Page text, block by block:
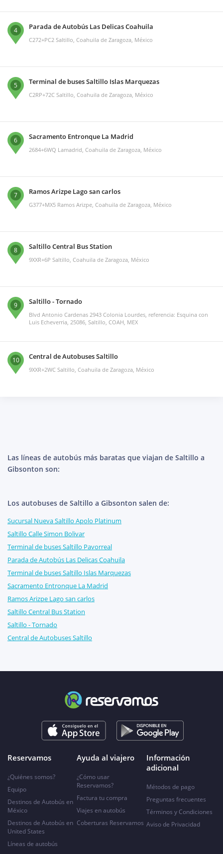
4 Parada de Autobús Las Delicas Coahuila
C272+PC2 Saltillo, Coahuila de Zaragoza, México
5 Terminal de buses Saltillo Islas Marquezas
C2RP+72C Saltillo, Coahuila de Zaragoza, México
6 Sacramento Entronque La Madrid
2684+6WQ Lamadrid, Coahuila de Zaragoza, México
7 Ramos Arizpe Lago san carlos
G377+MX5 Ramos Arizpe, Coahuila de Zaragoza, México
8 Saltillo Central Bus Station
9XXR+6P Saltillo, Coahuila de Zaragoza, México
9 Saltillo - Tornado
Blvd Antonio Cardenas 2943 Colonia Lourdes, referencia: Esquina con
Luis Echeverria, 25086, Saltillo, COAH, MEX
10 Central de Autobuses Saltillo
9XXR+2WC Saltillo, Coahuila de Zaragoza, México
Las líneas de autobús más baratas que viajan de Saltillo a
Gibsonton son:
Los autobuses de Saltillo a Gibsonton salen de:
Sucursal Nueva Saltillo Apolo Platinum
Saltillo Calle Simon Bolivar
Terminal de buses Saltillo Pavorreal
Parada de Autobús Las Delicas Coahuila
Terminal de buses Saltillo Islas Marquezas
Sacramento Entronque La Madrid
Ramos Arizpe Lago san carlos
Saltillo Central Bus Station
Saltillo - Tornado
Central de Autobuses Saltillo
Reservamos
¿Quiénes somos?
Equipo
Destinos de Autobús en
México
Destinos de Autobús en
United States
Líneas de autobús
Ayuda al viajero
¿Cómo usar
Reservamos?
Factura tu compra
Viajes en autobús
Coberturas Reservamos
Información
adicional
Métodos de pago
Preguntas frecuentes
Términos y Condiciones
Aviso de Privacidad